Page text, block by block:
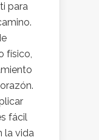
para
físico,
fácil
la vida